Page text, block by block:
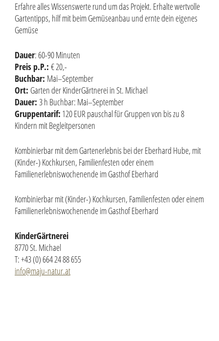
Erfahre alles Wissenswerte rund um das Projekt. Erhalte wertvolle
Gartentipps, hilf mit beim Gemüseanbau und ernte dein eigenes
Gemüse
Dauer: 60-90 Minuten
Preis p.P.: € 20,-
Buchbar: Mai–September
Ort: Garten der KinderGärtnerei in St. Michael
Dauer: 3 h Buchbar: Mai–September
Gruppentarif: 120 EUR pauschal für Gruppen von bis zu 8
Kindern mit Begleitpersonen
Kombinierbar mit dem Gartenerlebnis bei der Eberhard Hube, mit
(Kinder-) Kochkursen, Familienfesten oder einem
Familienerlebniswochenende im Gasthof Eberhard
Kombinierbar mit (Kinder-) Kochkursen, Familienfesten oder einem
Familienerlebniswochenende im Gasthof Eberhard
KinderGärtnerei
8770 St. Michael
T: +43 (0) 664 24 88 655
info@maju-natur.at